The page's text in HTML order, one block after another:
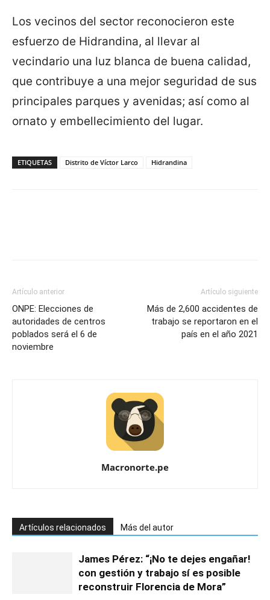
Los vecinos del sector reconocieron este
esfuerzo de Hidrandina, al llevar al
vecindario una luz blanca de buena calidad,
que contribuye a una mejor seguridad de sus
principales parques y avenidas; así como al
ornato y embellecimiento del lugar.
ETIQUETAS Distrito de Víctor Larco Hidrandina
Artículo anterior
ONPE: Elecciones de
autoridades de centros
poblados será el 6 de
noviembre
Artículo siguiente
Más de 2,600 accidentes de
trabajo se reportaron en el
país en el año 2021
Macronorte.pe
Artículos relacionados Más del autor
James Pérez: “¡No te dejes engañar!
con gestión y trabajo sí es posible
reconstruir Florencia de Mora”